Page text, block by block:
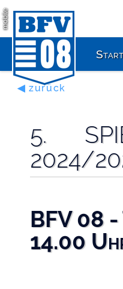
mobile
◀ zurück
5.
2024/
BFV 08 -
14.00